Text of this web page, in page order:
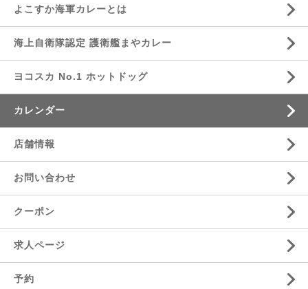
よこすか海軍カレーとは
海上自衛隊認定 護衛艦まやカレー
ヨコスカ No.1 ホットドッグ
カレンダー
店舗情報
お問い合わせ
クーポン
求人ページ
予約